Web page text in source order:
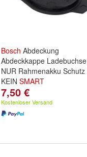
Bosch Abdeckung
Abdeckkappe Ladebuchse
NUR Rahmenakku Schutz
KEIN SMART
7,50 €
Kostenloser Versand